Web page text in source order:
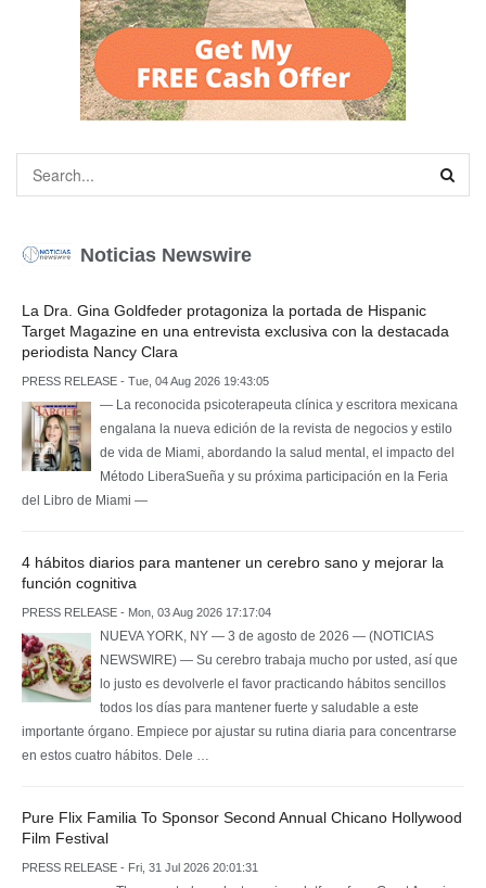
Noticias Newswire
La Dra. Gina Goldfeder protagoniza la portada de Hispanic
Target Magazine en una entrevista exclusiva con la destacada
periodista Nancy Clara
PRESS RELEASE - Tue, 04 Aug 2026 19:43:05
— La reconocida psicoterapeuta clínica y escritora mexicana
engalana la nueva edición de la revista de negocios y estilo
de vida de Miami, abordando la salud mental, el impacto del
Método LiberaSueña y su próxima participación en la Feria
del Libro de Miami —
4 hábitos diarios para mantener un cerebro sano y mejorar la
función cognitiva
PRESS RELEASE - Mon, 03 Aug 2026 17:17:04
NUEVA YORK, NY — 3 de agosto de 2026 — (NOTICIAS
NEWSWIRE) — Su cerebro trabaja mucho por usted, así que
lo justo es devolverle el favor practicando hábitos sencillos
todos los días para mantener fuerte y saludable a este
importante órgano. Empiece por ajustar su rutina diaria para concentrarse
en estos cuatro hábitos. Dele …
Pure Flix Familia To Sponsor Second Annual Chicano Hollywood
Film Festival
PRESS RELEASE - Fri, 31 Jul 2026 20:01:31